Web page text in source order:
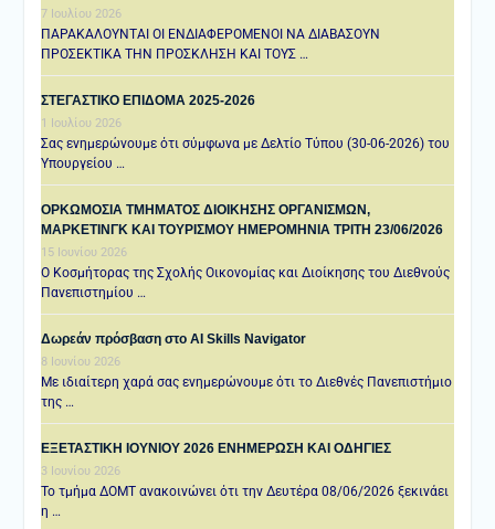
7 Ιουλίου 2026
ΠΑΡΑΚΑΛΟΥΝΤΑΙ ΟΙ ΕΝΔΙΑΦΕΡΟΜΕΝΟΙ ΝΑ ΔΙΑΒΑΣΟΥΝ
ΠΡΟΣΕΚΤΙΚΑ ΤΗΝ ΠΡΟΣΚΛΗΣΗ ΚΑΙ ΤΟΥΣ …
ΣΤΕΓΑΣΤΙΚΟ ΕΠΙΔΟΜΑ 2025-2026
1 Ιουλίου 2026
Σας ενημερώνουμε ότι σύμφωνα με Δελτίο Τύπου (30-06-2026) του
Υπουργείου …
ΟΡΚΩΜΟΣΙΑ ΤΜΗΜΑΤΟΣ ΔΙΟΙΚΗΣΗΣ ΟΡΓΑΝΙΣΜΩΝ,
ΜΑΡΚΕΤΙΝΓΚ ΚΑΙ ΤΟΥΡΙΣΜΟΥ ΗΜΕΡΟΜΗΝΙΑ TΡΙΤΗ 23/06/2026
15 Ιουνίου 2026
Ο Κοσμήτορας της Σχολής Οικονομίας και Διοίκησης του Διεθνούς
Πανεπιστημίου …
Δωρεάν πρόσβαση στο AI Skills Navigator
8 Ιουνίου 2026
Με ιδιαίτερη χαρά σας ενημερώνουμε ότι το Διεθνές Πανεπιστήμιο
της …
ΕΞΕΤΑΣΤΙΚΗ IOYNIOY 2026 ΕΝΗΜΕΡΩΣΗ ΚΑΙ ΟΔΗΓΙΕΣ
3 Ιουνίου 2026
Το τμήμα ΔΟΜΤ ανακοινώνει ότι την Δευτέρα 08/06/2026 ξεκινάει
η …